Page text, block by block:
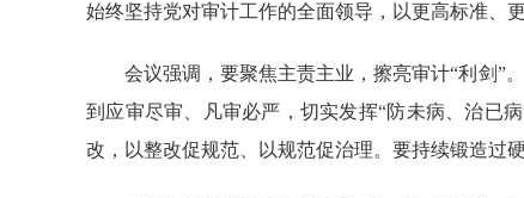
始终坚持党对审计工作的全面领导，以更高标准、
会议强调，要聚焦主责主业，擦亮审计“利剑”
到应审尽审、凡审必严，切实发挥“防未病、治已
改，以整改促规范、以规范促治理。要持续锻造过